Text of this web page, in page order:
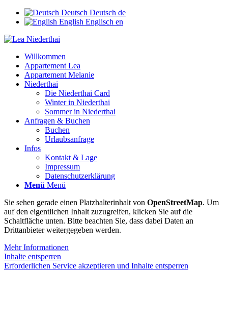
Deutsch Deutsch de
English Englisch en
Willkommen
Appartement Lea
Appartement Melanie
Niederthai
Die Niederthai Card
Winter in Niederthai
Sommer in Niederthai
Anfragen & Buchen
Buchen
Urlaubsanfrage
Infos
Kontakt & Lage
Impressum
Datenschutzerklärung
Menü Menü
Sie sehen gerade einen Platzhalterinhalt von OpenStreetMap. Um
auf den eigentlichen Inhalt zuzugreifen, klicken Sie auf die
Schaltfläche unten. Bitte beachten Sie, dass dabei Daten an
Drittanbieter weitergegeben werden.
Mehr Informationen
Inhalte entsperren
Erforderlichen Service akzeptieren und Inhalte entsperren